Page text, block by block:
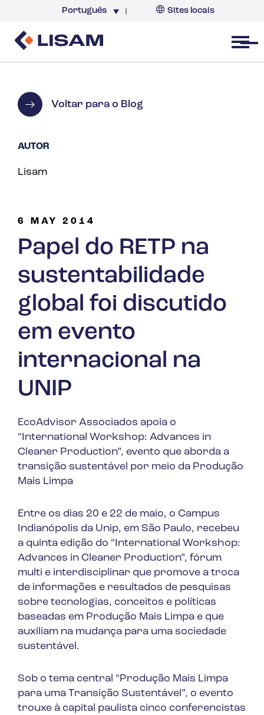
Português Sites locais
Open menu
Voltar para o Blog
6 MAY 2014
Papel do RETP na
sustentabilidade
global foi discutido
em evento
internacional na
UNIP
EcoAdvisor Associados apoia o
“International Workshop: Advances in
Cleaner Production”, evento que aborda a
transição sustentável por meio da Produção
Mais Limpa
Entre os dias 20 e 22 de maio, o Campus
Indianópolis da Unip, em São Paulo, recebeu
a quinta edição do “International Workshop:
Advances in Cleaner Production”, fórum
multi e interdisciplinar que promove a troca
de informações e resultados de pesquisas
sobre tecnologias, conceitos e políticas
baseadas em Produção Mais Limpa e que
auxiliam na mudança para uma sociedade
sustentável.
Sob o tema central “Produção Mais Limpa
para uma Transição Sustentável”, o evento
trouxe à capital paulista cinco conferencistas
AUTOR
Lisam